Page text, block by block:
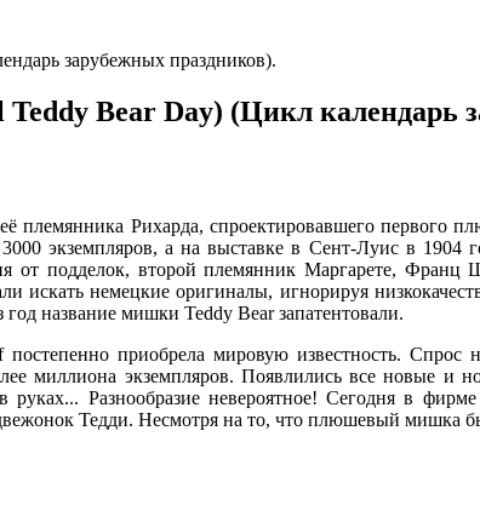
зарубежных праздников).
Bear Day) (Цикл календарь
Рихарда, спроектировавшего первого
экземпляров, а на выставке в Сент-Луис в 1904
от подделок, второй племянник Маргарете,
немецкие оригиналы, игнорируя
название мишки Teddy Bear запатентовали.
приобрела мировую известность.
миллиона экземпляров. Появлились все новые и
Разнообразие невероятное! Сегодня в
Тедди. Несмотря на то, что плюшевый мишка